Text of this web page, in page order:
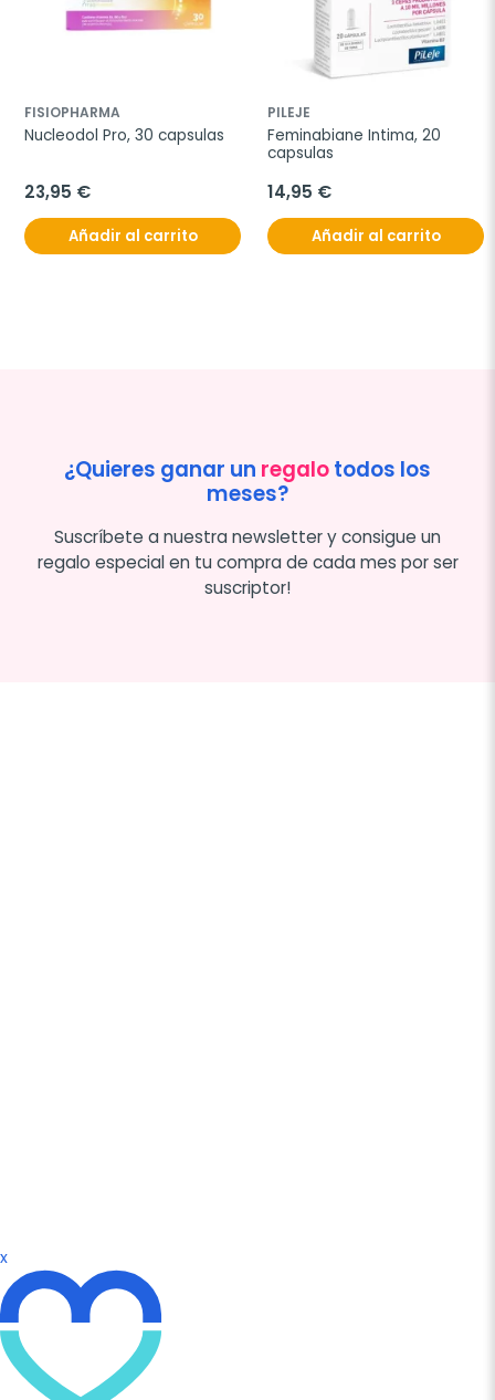
FISIOPHARMA
Nucleodol Pro, 30 capsulas
23,95 €
Añadir al carrito
PILEJE
Feminabiane Intima, 20
capsulas
14,95 €
Añadir al carrito
¿Quieres ganar un regalotodos los
meses?
Suscríbete a nuestra newsletter y consigue un
regalo especial en tu compra de cada mes por ser
suscriptor!
x